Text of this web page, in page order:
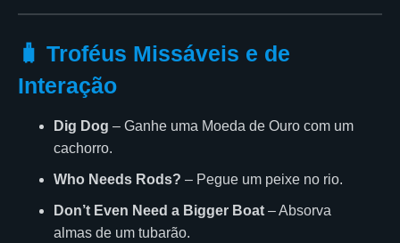
🧳 Troféus Missáveis e de
Interação
Dig Dog – Ganhe uma Moeda de Ouro com um
cachorro.
Who Needs Rods? – Pegue um peixe no rio.
Don’t Even Need a Bigger Boat – Absorva
almas de um tubarão.